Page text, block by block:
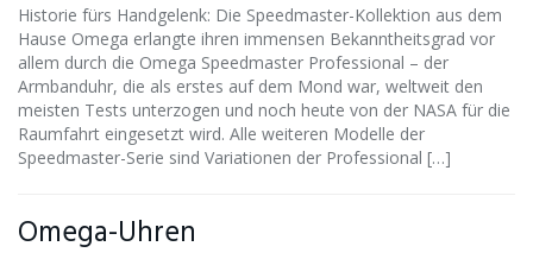
Historie fürs Handgelenk: Die Speedmaster-Kollektion aus dem
Hause Omega erlangte ihren immensen Bekanntheitsgrad vor
allem durch die Omega Speedmaster Professional – der
Armbanduhr, die als erstes auf dem Mond war, weltweit den
meisten Tests unterzogen und noch heute von der NASA für die
Raumfahrt eingesetzt wird. Alle weiteren Modelle der
Speedmaster-Serie sind Variationen der Professional […]
Omega-Uhren